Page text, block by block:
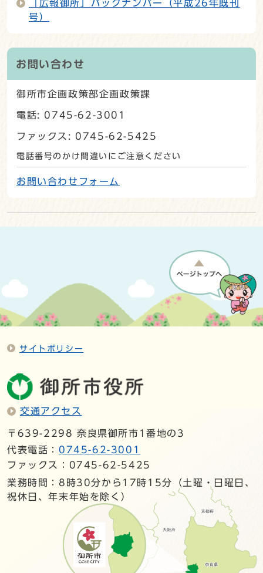
「広報御所」バックナンバー（平成26年既刊
号）
お問い合わせ
御所市企画政策部企画政策課
電話: 0745-62-3001
ファックス: 0745-62-5425
電話番号のかけ間違いにご注意ください
お問い合わせフォーム
サイトポリシー
交通アクセス
〒639-2298 奈良県御所市1番地の3
代表電話： 0745-62-3001
ファックス：0745-62-5425
業務時間：8時30分から17時15分（土曜・日曜日、
祝休日、年末年始を除く）